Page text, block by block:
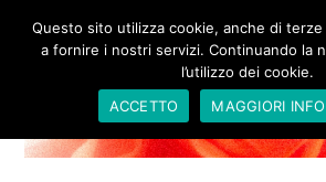
Questo sito utilizza cookie, anche di
a fornire i nostri servizi. Continuando la
l’utilizzo dei cookie.
ACCETTO
MAGGIORI